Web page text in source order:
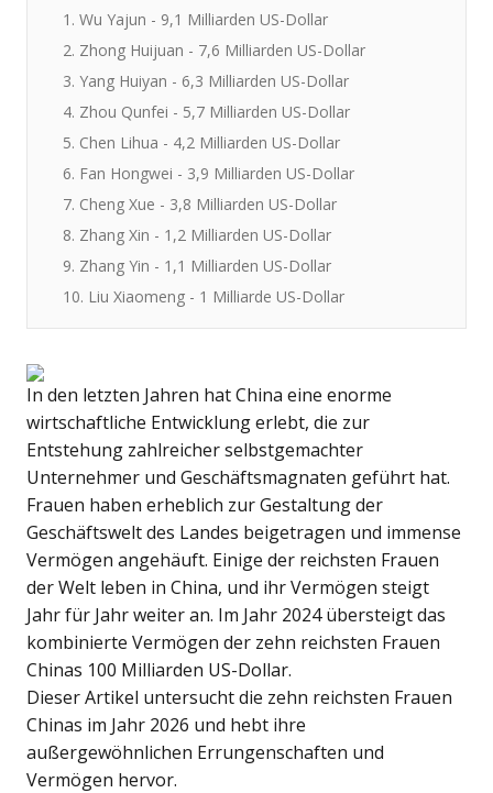
1. Wu Yajun - 9,1 Milliarden US-Dollar
2. Zhong Huijuan - 7,6 Milliarden US-Dollar
3. Yang Huiyan - 6,3 Milliarden US-Dollar
4. Zhou Qunfei - 5,7 Milliarden US-Dollar
5. Chen Lihua - 4,2 Milliarden US-Dollar
6. Fan Hongwei - 3,9 Milliarden US-Dollar
7. Cheng Xue - 3,8 Milliarden US-Dollar
8. Zhang Xin - 1,2 Milliarden US-Dollar
9. Zhang Yin - 1,1 Milliarden US-Dollar
10. Liu Xiaomeng - 1 Milliarde US-Dollar
In den letzten Jahren hat China eine enorme
wirtschaftliche Entwicklung erlebt, die zur
Entstehung zahlreicher selbstgemachter
Unternehmer und Geschäftsmagnaten geführt hat.
Frauen haben erheblich zur Gestaltung der
Geschäftswelt des Landes beigetragen und immense
Vermögen angehäuft. Einige der reichsten Frauen
der Welt leben in China, und ihr Vermögen steigt
Jahr für Jahr weiter an. Im Jahr 2024 übersteigt das
kombinierte Vermögen der zehn reichsten Frauen
Chinas 100 Milliarden US-Dollar.
Dieser Artikel untersucht die zehn reichsten Frauen
Chinas im Jahr 2026 und hebt ihre
außergewöhnlichen Errungenschaften und
Vermögen hervor.